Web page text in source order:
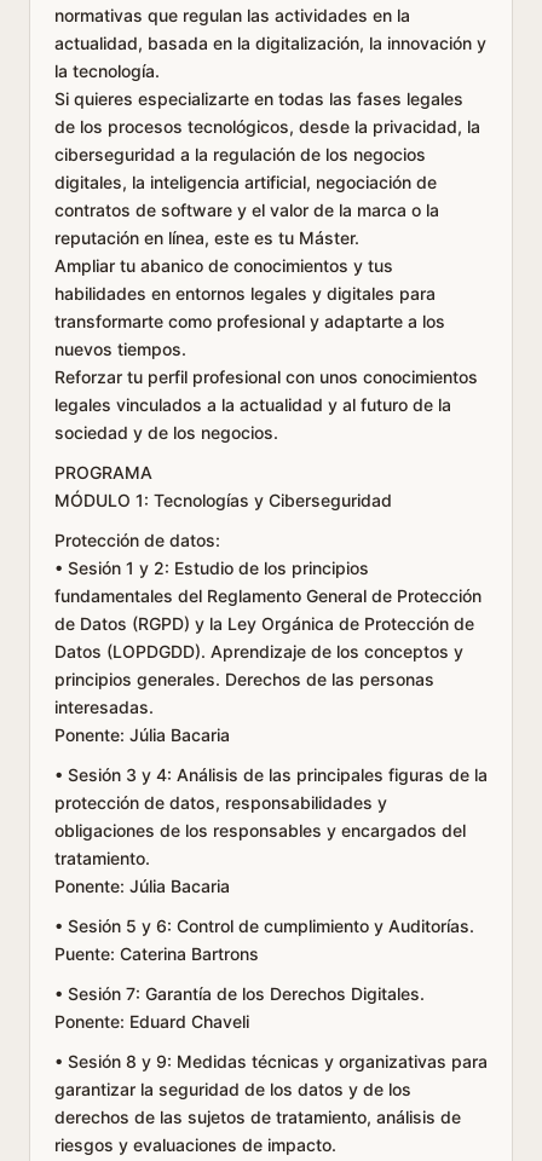
normativas que regulan las actividades en la
actualidad, basada en la digitalización, la innovación y
la tecnología.
Si quieres especializarte en todas las fases legales
de los procesos tecnológicos, desde la privacidad, la
ciberseguridad a la regulación de los negocios
digitales, la inteligencia artificial, negociación de
contratos de software y el valor de la marca o la
reputación en línea, este es tu Máster.
Ampliar tu abanico de conocimientos y tus
habilidades en entornos legales y digitales para
transformarte como profesional y adaptarte a los
nuevos tiempos.
Reforzar tu perfil profesional con unos conocimientos
legales vinculados a la actualidad y al futuro de la
sociedad y de los negocios.
PROGRAMA
MÓDULO 1: Tecnologías y Ciberseguridad
Protección de datos:
• Sesión 1 y 2: Estudio de los principios
fundamentales del Reglamento General de Protección
de Datos (RGPD) y la Ley Orgánica de Protección de
Datos (LOPDGDD). Aprendizaje de los conceptos y
principios generales. Derechos de las personas
interesadas.
Ponente: Júlia Bacaria
• Sesión 3 y 4: Análisis de las principales figuras de la
protección de datos, responsabilidades y
obligaciones de los responsables y encargados del
tratamiento.
Ponente: Júlia Bacaria
• Sesión 5 y 6: Control de cumplimiento y Auditorías.
Puente: Caterina Bartrons
• Sesión 7: Garantía de los Derechos Digitales.
Ponente: Eduard Chaveli
• Sesión 8 y 9: Medidas técnicas y organizativas para
garantizar la seguridad de los datos y de los
derechos de las sujetos de tratamiento, análisis de
riesgos y evaluaciones de impacto.